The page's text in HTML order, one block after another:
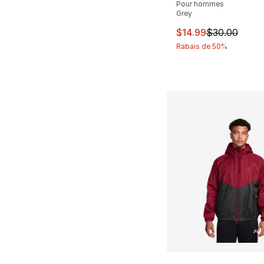
Pour hommes
Grey
Cet article est en
$14.99$30.00
Rabais de 50%